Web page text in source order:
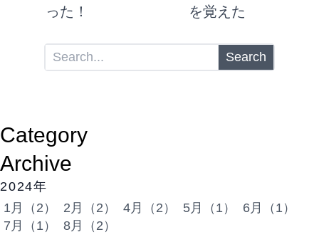
った！
を覚えた
Search
Category
Archive
2024年
1月（2）
2月（2） 4月（2） 5月（1）
6月（1）
7月（1）
8月（2）